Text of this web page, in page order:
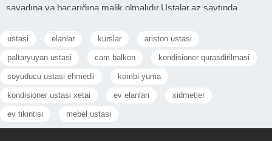
savadına və bacarığına malik olmalıdır.Ustalar.az saytında
müqayisə nəticəsində uyğun olan televizor ustasi ilə əlaqə
Elanlarda televizor ustası qiymetleri qeyd olunub. Ucuz qiymete
televizor ustası xidmeti üçün bizə müraciət etməyiniz tövsiyə
olunur.
ustasi elanlar kurslar ariston ustasi
paltaryuyan ustasi cam balkon kondisioner qurasdirilmasi
soyuducu ustasi ehmedli kombi yuma
kondisioner ustasi xetai ev elanlari xidmetler
ev tikintisi mebel ustasi